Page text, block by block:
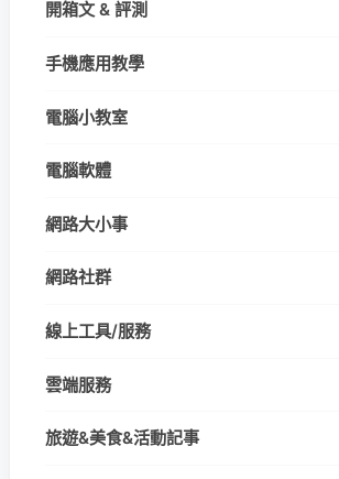
開箱文 & 評測
手機應用教學
電腦小教室
電腦軟體
網路大小事
網路社群
線上工具/服務
雲端服務
旅遊&美食&活動記事